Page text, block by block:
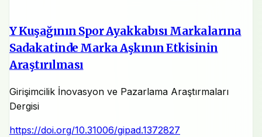
Y Kuşağının Spor Ayakkabısı Markalarına
Sadakatinde Marka Aşkının Etkisinin
Araştırılması
Girişimcilik İnovasyon ve Pazarlama Araştırmaları
Dergisi
https://doi.org/10.31006/gipad.1372827